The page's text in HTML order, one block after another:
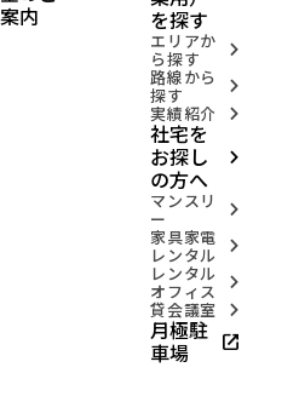
案内 を探す
エリアか
ら探す arrow_forward_ios
路線から
探す arrow_forward_ios
実績紹介 arrow_forward_ios
社宅を
お探し
の方へ
arrow_forward_ios
マンスリ
ー arrow_forward_ios
家具家電
レンタル arrow_forward_ios
レンタル
オフィス arrow_forward_ios
貸会議室 arrow_forward_ios
月極駐
車場 open_in_new